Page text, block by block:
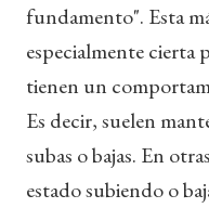
fundamento". Esta
especialmente cierta
tienen un
Es decir, suelen
subas o bajas. En
estado subiendo o